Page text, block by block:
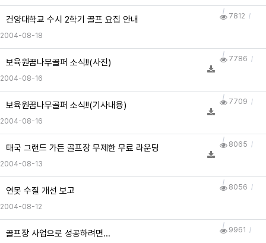
건양대학교 수시 2학기 골프 요집 안내
2004-08-18
7812
보육원꿈나무골퍼 소식!!(사진)
2004-08-16
7786
보육원꿈나무골퍼 소식!!(기사내용)
2004-08-16
7709
태국 그랜드 가든 골프장 무제한 무료 라운딩
2004-08-13
8065
연못 수질 개선 보고
2004-08-12
8056
골프장 사업으로 성공하려면... 9961